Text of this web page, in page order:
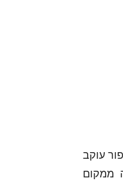
עוקב
ממקום